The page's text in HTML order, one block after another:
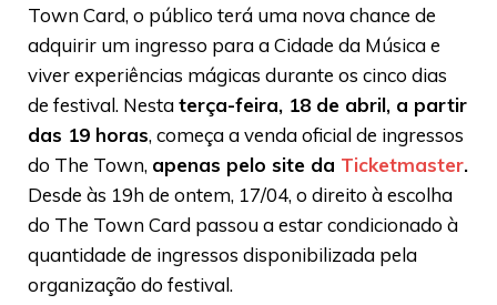
Town Card, o público terá uma nova chance de
adquirir um ingresso para a Cidade da Música e
viver experiências mágicas durante os cinco dias
de festival. Nestaterça-feira, 18 de abril, a partir
das 19 horas, começa a venda oficial de ingressos
do The Town, apenas pelo site da Ticketmaster.
Desde às 19h de ontem, 17/04, o direito à escolha
do The Town Card passou a estar condicionado à
quantidade de ingressos disponibilizada pela
organização do festival.